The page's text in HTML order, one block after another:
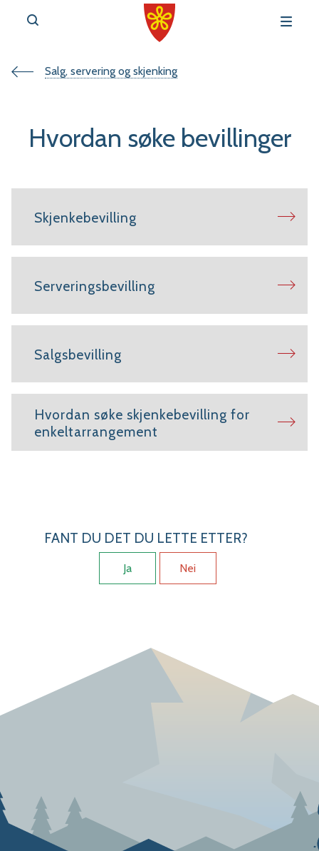
o
t
Du
her:
Salg, servering og skjenking
Hvordan søke bevillinger
Skjenkebevilling
Serveringsbevilling
Salgsbevilling
Hvordan søke skjenkebevilling for
enkeltarrangement
FANT DU DET DU LETTE ETTER?
Ja Nei